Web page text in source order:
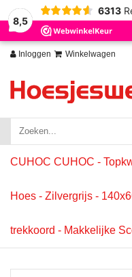
8,5
6313
Inloggen Winkelwagen
CUHOC CUHOC -
Hoes - Zilvergrijs -
trekkoord - Makkelijke
Wij slaan cookies op om onze
Nee